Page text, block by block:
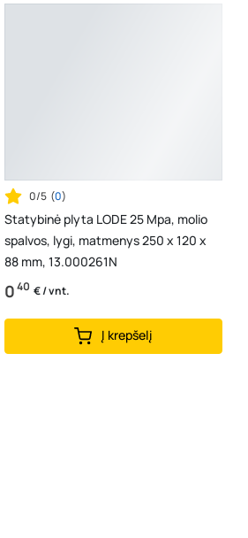
0/5 (0)
Statybinė plyta LODE 25 Mpa, molio
spalvos, lygi, matmenys 250 x 120 x
88 mm, 13.000261N
040 € / vnt.
Į krepšelį